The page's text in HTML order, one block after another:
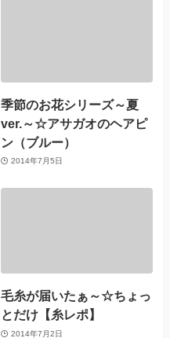
季節のお花シリーズ～夏
ver.～☆アサガオのヘアピ
ン（ブルー）
2014年7月5日
毛糸が届いたぁ～☆ちょっ
とだけ【糸レポ】
2014年7月2日